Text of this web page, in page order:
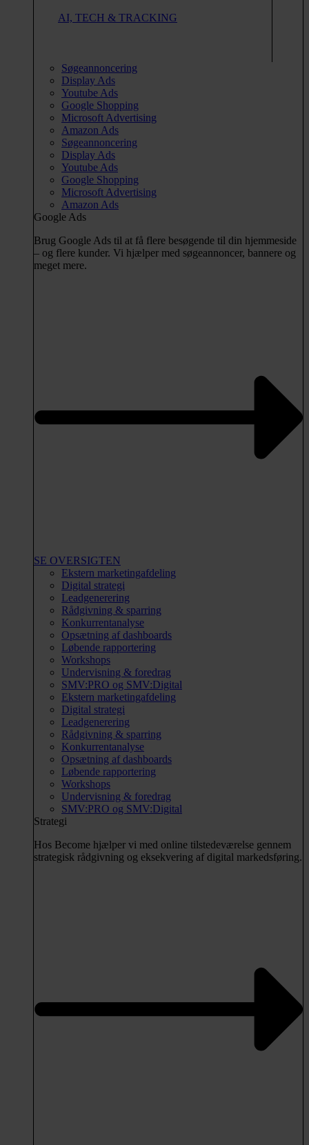
AI, TECH & TRACKING
Søgeannoncering
Display Ads
Youtube Ads
Google Shopping
Microsoft Advertising
Amazon Ads
Søgeannoncering
Display Ads
Youtube Ads
Google Shopping
Microsoft Advertising
Amazon Ads
Google Ads
Brug Google Ads til at få flere besøgende til din hjemmeside
– og flere kunder. Vi hjælper med søgeannoncer, bannere og
meget mere.
SE OVERSIGTEN
Ekstern marketingafdeling
Digital strategi
Leadgenerering
Rådgivning & sparring
Konkurrentanalyse
Opsætning af dashboards
Løbende rapportering
Workshops
Undervisning & foredrag
SMV:PRO og SMV:Digital
Ekstern marketingafdeling
Digital strategi
Leadgenerering
Rådgivning & sparring
Konkurrentanalyse
Opsætning af dashboards
Løbende rapportering
Workshops
Undervisning & foredrag
SMV:PRO og SMV:Digital
Strategi
Hos Become hjælper vi med online tilstedeværelse gennem
strategisk rådgivning og eksekvering af digital markedsføring.